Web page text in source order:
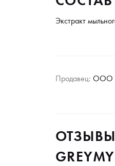
Экстракт
Продавец: ООО